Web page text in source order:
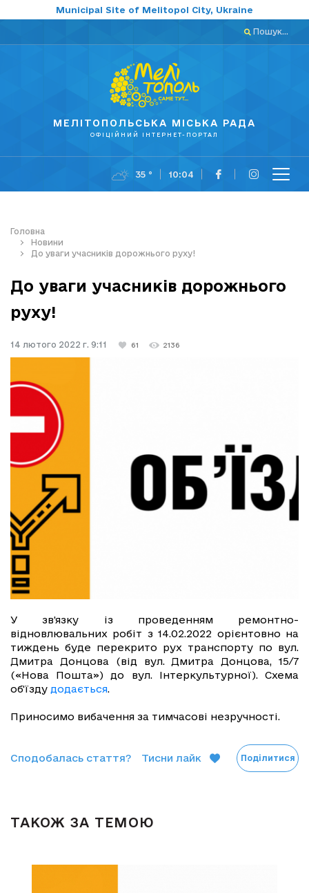
Municipal Site of Melitopol City, Ukraine
Пошук...
МЕЛІТОПОЛЬСЬКА МІСЬКА РАДА
ОФІЦІЙНИЙ ІНТЕРНЕТ-ПОРТАЛ
35 ° 10:04
Головна
Новини
До уваги учасників дорожнього руху!
До уваги учасників дорожнього
руху!
14 лютого 2022 г. 9:11 61 2136
У зв'язку із проведенням ремонтно-
відновлювальних робіт з 14.02.2022 орієнтовно на
тиждень буде перекрито рух транспорту по вул.
Дмитра Донцова (від вул. Дмитра Донцова, 15/7
(«Нова Пошта») до вул. Інтеркультурної). Схема
об'їзду додається.
Приносимо вибачення за тимчасові незручності.
Сподобалась стаття? Тисни лайк Поділитися
ТАКОЖ ЗА ТЕМОЮ